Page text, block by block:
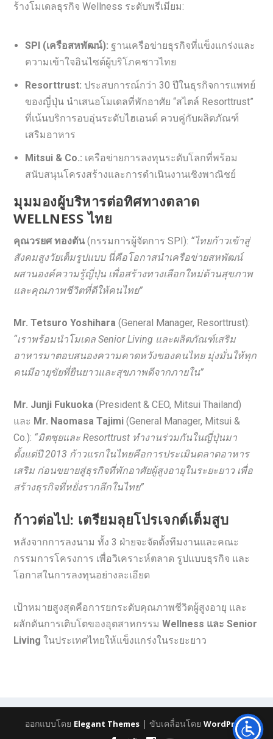
ร้างโมเดลธุรกิจ Wellness ระดับพรีเมียม:
SPI (เครือสหพัฒน์): ฐานเครือข่ายธุรกิจที่แข็งแกร่งและ
ความเข้าใจอินไซต์ผู้บริโภคชาวไทย
Resorttrust: ประสบการณ์กว่า 30 ปีในธุรกิจการแพทย์
ของญี่ปุ่น นำเสนอโมเดลที่พักอาศัย “สไตล์ Resorttrust”
ที่เน้นบริการอบอุ่นระดับไฮเอนด์ ควบคู่กับผลิตภัณฑ์
เสริมอาหาร
Mitsui & Co.: เครือข่ายการลงทุนระดับโลกที่พร้อม
สนับสนุนโครงสร้างและการดำเนินงานเชิงพาณิชย์
มุมมองผู้บริหารต่อทิศทางตลาด
WELLNESS ไทย
คุณวรยศ ทองตัน (กรรมการผู้จัดการ SPI): “ไทยก้าวเข้าสู่
สังคมสูงวัยเต็มรูปแบบ นี่คือโอกาสนำเครือข่ายสหพัฒน์
ผสานองค์ความรู้ญี่ปุ่น เพื่อสร้างทางเลือกใหม่ด้านสุขภาพ
และคุณภาพชีวิตที่ดีให้คนไทย”
Mr. Tetsuro Yoshihara (General Manager, Resorttrust):
“เราพร้อมนำโมเดล Senior Living และผลิตภัณฑ์เสริม
อาหารมาตอบสนองความคาดหวังของคนไทย มุ่งมั่นให้ทุก
คนมีอายุขัยที่ยืนยาวและสุขภาพดีจากภายใน”
Mr. Junji Fukuoka (President & CEO, Mitsui Thailand)
และ Mr. Naomasa Tajimi (General Manager, Mitsui &
Co.): “มิตซุยและ Resorttrust ทำงานร่วมกันในญี่ปุ่นมา
ตั้งแต่ปี 2013 ก้าวแรกในไทยคือการประเมินตลาดอาหาร
เสริม ก่อนขยายสู่ธุรกิจที่พักอาศัยผู้สูงอายุในระยะยาว เพื่อ
สร้างธุรกิจที่หยั่งรากลึกในไทย”
ก้าวต่อไป: เตรียมลุยโปรเจกต์เต็มสูบ
หลังจากการลงนาม ทั้ง 3 ฝ่ายจะจัดตั้งทีมงานและคณะ
กรรมการโครงการ เพื่อวิเคราะห์ตลาด รูปแบบธุรกิจ และ
โอกาสในการลงทุนอย่างละเอียด
เป้าหมายสูงสุดคือการยกระดับคุณภาพชีวิตผู้สูงอายุ และ
ผลักดันการเติบโตของอุตสาหกรรมWellness และ Senior
Living ในประเทศไทยให้แข็งแกร่งในระยะยาว
ออกแบบโดย Elegant Themes | ขับเคลื่อนโดย WordPress